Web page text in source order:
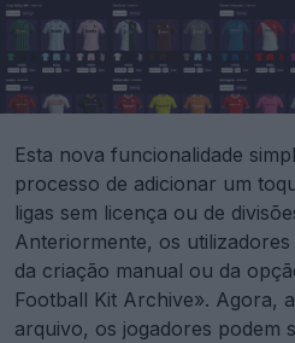
Esta nova funcionalidade
processo de adicionar um
ligas sem licença ou de
Anteriormente, os
da criação manual ou da
Football Kit Archive». Agora,
arquivo, os jogadores podem